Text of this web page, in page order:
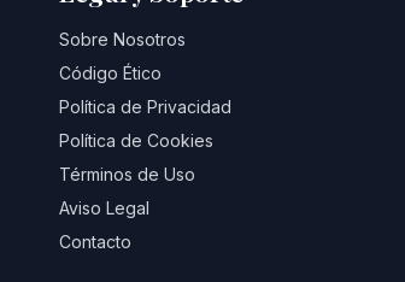
Sobre Nosotros
Código Ético
Política de Privacidad
Política de Cookies
Términos de Uso
Aviso Legal
Contacto